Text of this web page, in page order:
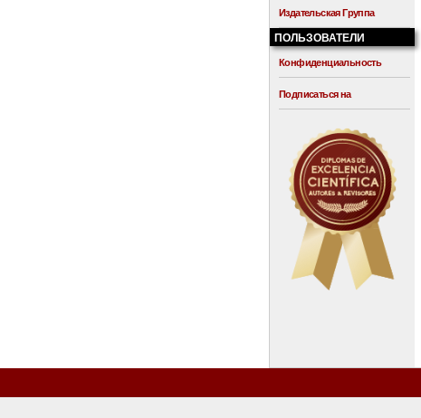
Издательская Группа
ПОЛЬЗОВАТЕЛИ
Конфиденциальность
Подписаться на